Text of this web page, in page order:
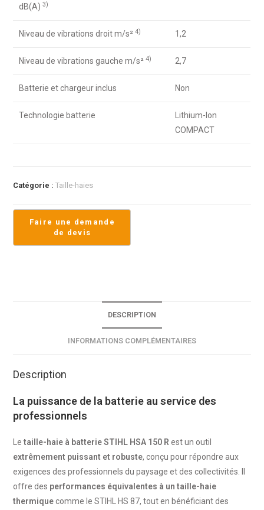
dB(A)3)
Niveau de vibrations droit m/s²4) 1,2
Niveau de vibrations gauche m/s²4) 2,7
Batterie et chargeur inclus Non
Technologie batterie
Lithium-Ion
COMPACT
Catégorie :Taille-haies
DESCRIPTION
INFORMATIONS COMPLÉMENTAIRES
Description
La puissance de la batterie au service des
professionnels
Letaille-haie à batterie STIHL HSA 150 R est un outil
extrêmement puissant et robuste, conçu pour répondre aux
exigences des professionnels du paysage et des collectivités. Il
offre des performances équivalentes à un taille-haie
thermiquecomme le STIHL HS 87, tout en bénéficiant des